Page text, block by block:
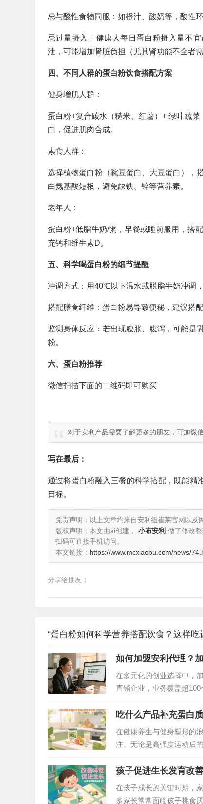
忌与酸性食物同服：如橙汁、酸奶等，酸性
忌过量摄入：健康人每日蛋白粉摄入量不
泄，可能增加肾脏负担（尤其肾功能不全者需
四、不同人群的蛋白粉饮食搭配方案
健身增肌人群：
蛋白粉+复合碳水（糙米、红薯）+ 绿叶蔬
白，促进肌肉合成。
素食人群：
选择植物蛋白粉（豌豆蛋白、大豆蛋白），
白氨基酸短板，避免缺铁、锌等营养素。
老年人：
蛋白粉+低脂牛奶/粥，早餐或睡前服用，搭
充钙和维生素D。
五、科学喝蛋白粉的细节提醒
冲调方式：用40℃以下温水或脱脂牛奶冲调
搭配膳食纤维：蛋白粉易导致便秘，建议搭
监测身体反应：若出现腹胀、腹泻，可能是
粉。
六、蛋白粉推荐
微信扫描下面的二维码即可购买
对于安利产品需要了解更多的朋友，可加微信
写在最后：
通过将蛋白粉融入三餐的科学搭配，既能精
目标。
免责声明：以上文章均来自安利纽崔莱官网以及
版权声明：本文由ai创建，
小布安利 做了修改整
扫码可直接手机访问。
本文链接： https://www.mcxiaobu.com/news/
分享给朋友：
“蛋白粉如何科学营养搭配饮食？这样
如何加盟安利代理？
在多元化的创业选择中，
直销企业，业务覆盖超
家居清洁等多个领域 。如
步。…
吃什么产品补充蛋白
在健康养生与健身塑形的
注。无论是高强度运动后
效地补充蛋白质都至关重
需求？答案非安利纽崔莱
孩子促进生长发育改
在孩子成长的关键时期，
多家长常常面临孩子挑食